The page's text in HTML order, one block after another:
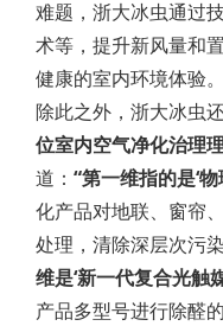
难题，浙大冰虫通过
术等，提升新风量和
健康的室内环境体验。
除此之外，浙大冰虫
位室内空气净化治理
道： “第一维指的是‘
化产品对地联、窗帘
处理，清除深层次污
维是‘新一代复合光触
产品多型号进行除醛